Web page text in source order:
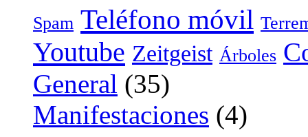
Spam Teléfono móvil
Youtube Zeitgeist Árboles
General (35)
Manifestaciones (4)